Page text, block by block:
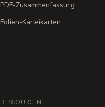
PDF-Zusammenfassung
Folien-Karteikarten
RESSOURCEN